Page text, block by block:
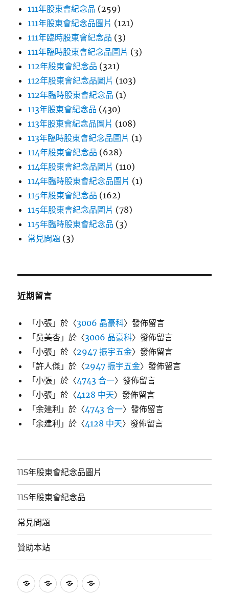
111年股東會紀念品 (259)
111年股東會紀念品圖片 (121)
111年臨時股東會紀念品 (3)
111年臨時股東會紀念品圖片 (3)
112年股東會紀念品 (321)
112年股東會紀念品圖片 (103)
112年臨時股東會紀念品 (1)
113年股東會紀念品 (430)
113年股東會紀念品圖片 (108)
113年臨時股東會紀念品圖片 (1)
114年股東會紀念品 (628)
114年股東會紀念品圖片 (110)
114年臨時股東會紀念品圖片 (1)
115年股東會紀念品 (162)
115年股東會紀念品圖片 (78)
115年臨時股東會紀念品 (3)
常見問題 (3)
近期留言
「小張 」於〈3006 晶豪科〉發佈留言
「吳美杏 」於〈3006 晶豪科〉發佈留言
「小張 」於〈2947 振宇五金〉發佈留言
「許人傑 」於〈2947 振宇五金〉發佈留言
「小張 」於〈4743 合一〉發佈留言
「小張 」於〈4128 中天〉發佈留言
「余建利 」於〈4743 合一〉發佈留言
「余建利 」於〈4128 中天〉發佈留言
115年股東會紀念品圖片
115年股東會紀念品
常見問題
贊助本站
115
115
常
贊